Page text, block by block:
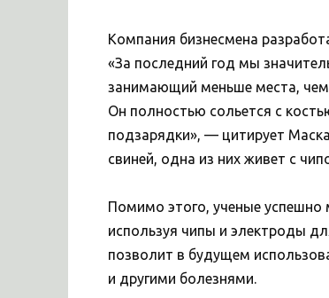
Компания бизнесмена
«За последний год мы
занимающий меньше места,
Он полностью сольется с
подзарядки», — цитирует
свиней, одна из них живет с
Помимо этого, ученые успешно
используя чипы и электроды
позволит в будущем
и другими болезнями.